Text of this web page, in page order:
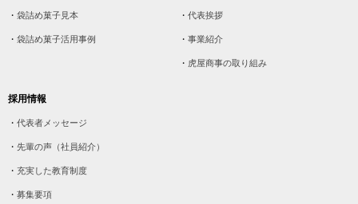
袋詰め菓子見本
袋詰め菓子活用事例
代表挨拶
事業紹介
虎屋商事の取り組み
採用情報
代表者メッセージ
先輩の声（社員紹介）
充実した教育制度
募集要項